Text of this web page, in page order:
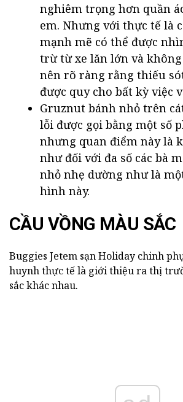
nghiêm trọng hơn quần
em. Nhưng với thực tế là
mạnh mẽ có thể được
trừ từ xe lăn lớn và
nên rõ ràng rằng thiếu
được quy cho bất kỳ việc
Gruznut bánh nhỏ trên
lỗi được gọi bằng một số
nhưng quan điểm này là
như đối với đa số các bà
nhỏ nhẹ dường như là
hình này.
CẦU VỒNG MÀU SẮC
Buggies Jetem sạn Holiday chinh
huynh thực tế là giới thiệu ra thị
sắc khác nhau.